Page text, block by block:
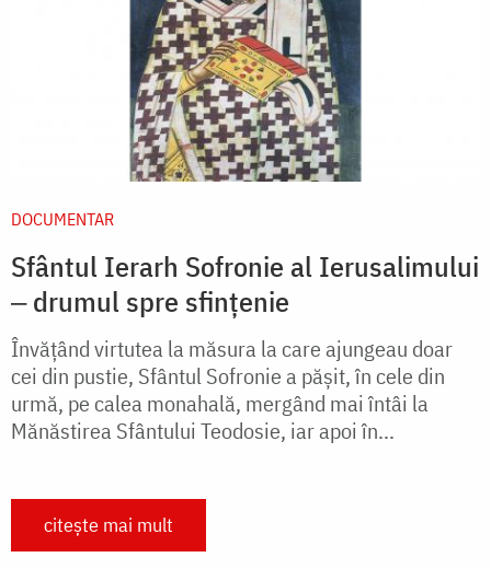
DOCUMENTAR
Sfântul Ierarh Sofronie al Ierusalimului
‒ drumul spre sfințenie
Învățând virtutea la măsura la care ajungeau doar
cei din pustie, Sfântul Sofronie a pășit, în cele din
urmă, pe calea monahală, mergând mai întâi la
Mănăstirea Sfântului Teodosie, iar apoi în...
citește mai mult